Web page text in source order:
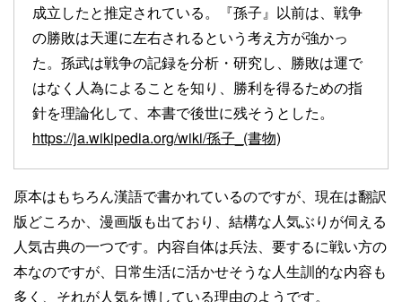
成立したと推定されている。『孫子』以前は、戦争
の勝敗は天運に左右されるという考え方が強かっ
た。孫武は戦争の記録を分析・研究し、勝敗は運で
はなく人為によることを知り、勝利を得るための指
針を理論化して、本書で後世に残そうとした。
https://ja.wikipedia.org/wiki/孫子_(書物)
原本はもちろん漢語で書かれているのですが、現在は翻訳
版どころか、漫画版も出ており、結構な人気ぶりが伺える
人気古典の一つです。内容自体は兵法、要するに戦い方の
本なのですが、日常生活に活かせそうな人生訓的な内容も
多く、それが人気を博している理由のようです。